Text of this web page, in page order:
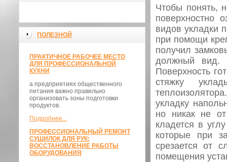
ПОЛЕЗНОЙ
ПРАКТИЧНОЕ РАБОЧЕЕ МЕСТО
ДЛЯ ПРОФЕССИОНАЛЬНОЙ
КУХНИ
а предприятиях общественного
питания важно правильно
организовать зоны подготовки
продуктов.
Подробнее...
ПРОФЕССИОНАЛЬНЫЙ РЕМОНТ
СУШИЛОК ДЛЯ РУК:
ВОССТАНОВЛЕНИЕ РАБОТЫ
ОБОРУДОВАНИЯ
Чтобы понять,
поверхностно
видов укладки
при помощи
получил
должный вид.
Поверхность
стяжку
укладку
но никак не
кладется в
которые при
срезается от
помещения